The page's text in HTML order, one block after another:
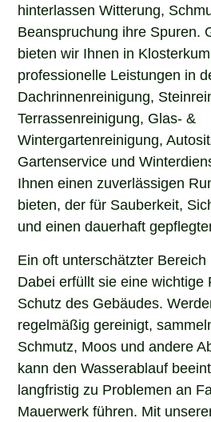
hinterlassen Witterung,
Beanspruchung ihre Spuren.
bieten wir Ihnen in
professionelle Leistungen in
Dachrinnenreinigung,
Terrassenreinigung, Glas- &
Wintergartenreinigung,
Gartenservice und
Ihnen einen zuverlässigen
bieten, der für Sauberkeit,
und einen dauerhaft
Ein oft unterschätzter Bereich
Dabei erfüllt sie eine wichtige
Schutz des Gebäudes.
regelmäßig gereinigt,
Schmutz, Moos und andere
kann den Wasserablauf
langfristig zu Problemen an
Mauerwerk führen. Mit